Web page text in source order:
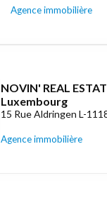
Agence immobilière
NOVIN' REAL
Luxembourg
15 Rue Aldringen L-
Agence immobilière